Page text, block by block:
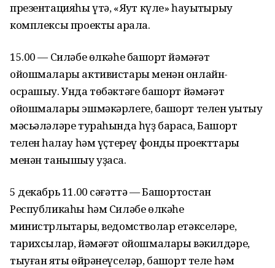
презентацияһы үтә, «Яҡут күле» һауыҡтырыу
комплексы проекты ҡарала.
15.00 — Силәбе өлкәһе башҡорт йәмәғәт
ойошмалары активистары менән онлайн-
осрашыу. Унда төбәктәге башҡорт йәмәғәт
ойошмалары эшмәкәрлеге, башҡорт телен уҡытыу
мәсьәләләре тураһында һүҙ барасаҡ, Башҡорт
телен һаҡлау һәм үҫтереү фонды проекттары
менән танышыу уҙасаҡ.
5 декабрь 11.00 сәғәттә — Башҡортостан
Республикаһы һәм Силәбе өлкәһе
министрлыҡтары, ведомстволар етәкселәре,
тарихсылар, йәмәғәт ойошмалары вәкилдәре,
тыуған яҡты өйрәнеүселәр, башҡорт теле һәм